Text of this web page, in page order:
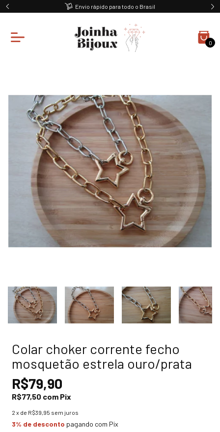
Envio rápido para todo o Brasil
0
Colar choker corrente fecho
mosquetão estrela ouro/prata
R$79,90
R$77,50 com Pix
2 x de R$39,95 sem juros
3% de desconto pagando com Pix